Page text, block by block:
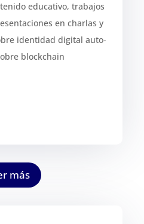
educativo, trabajos
en charlas y
identidad digital auto-
blockchain
más